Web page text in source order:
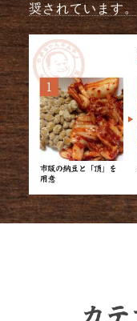
奨されています。